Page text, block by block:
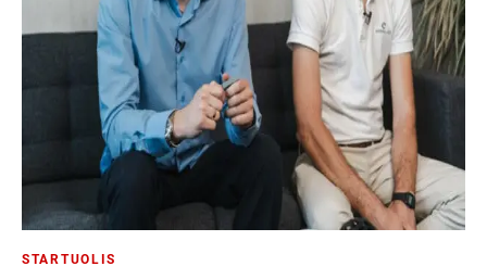
Strategija Vartotojai Verslo analizė
Verslo modelis Verslo planas Verslo plėtra
STARTUOLIS